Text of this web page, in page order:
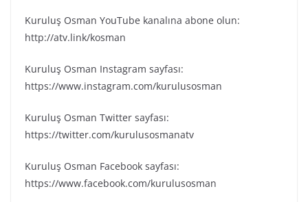
Kuruluş Osman YouTube kanalına abone olun:
http://atv.link/kosman
Kuruluş Osman Instagram sayfası:
https://www.instagram.com/kurulusosman
Kuruluş Osman Twitter sayfası:
https://twitter.com/kurulusosmanatv
Kuruluş Osman Facebook sayfası:
https://www.facebook.com/kurulusosman